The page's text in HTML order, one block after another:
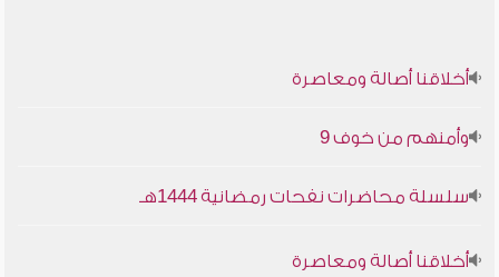
أخلاقنا أصالة ومعاصرة
وأمنهم من خوف 9
سلسلة محاضرات نفحات رمضانية 1444هـ
أخلاقنا أصالة ومعاصرة